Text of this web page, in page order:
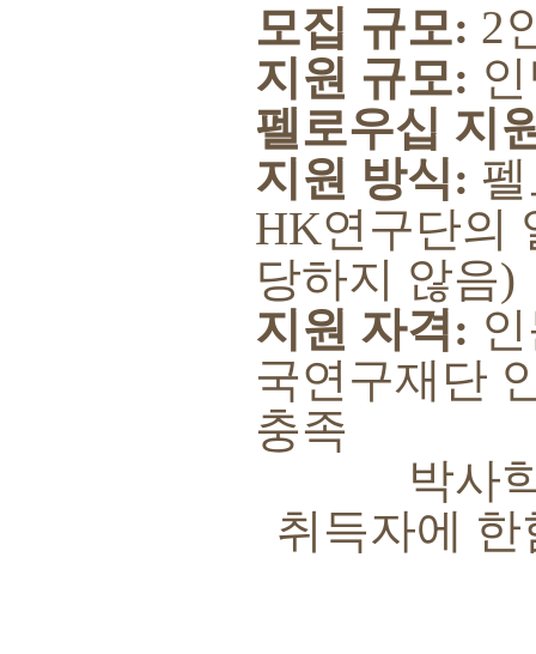
모집 규모: 2
지원 규모:
펠로우십 지
지원 방식:
HK연구단의
당하지 않음)
지원 자격:
국연구재단
충족
박사학
취득자에 한